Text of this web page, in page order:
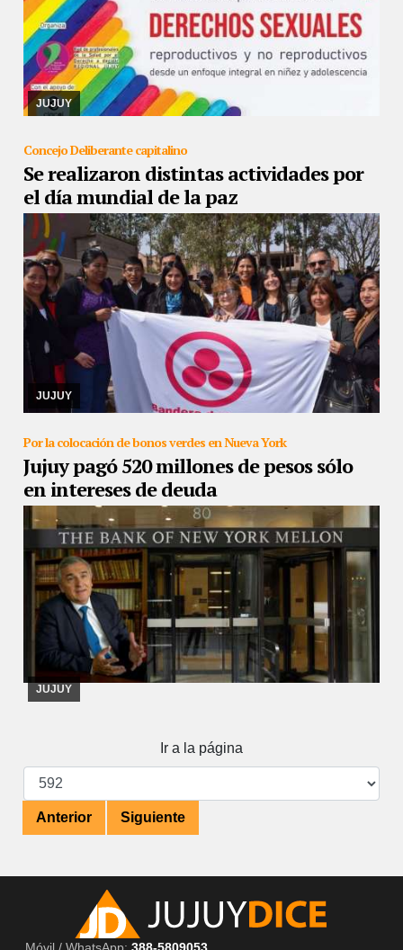
JUJUY
22/09/2019 Será el viernes, una capacitación gratuita en un hotel
céntrico. Se expondrá la situación provincial y la respuesta actual
del estado en la Atención ...
Concejo Deliberante capitalino
Se realizaron distintas actividades por
el día mundial de la paz
JUJUY
22/09/2019
El intendente junto a concejales estuvieron el en
Parque General Belgrano, en Alto Comedero
Por la colocación de bonos verdes en Nueva York
Jujuy pagó 520 millones de pesos sólo
en intereses de deuda
JUJUY
20/09/2019 La cifra es similar a la suma que el gobierno destinaría
a pagar un bono de 5 mil pesos para personas sin ingresos
estables
Ir a la página
Anterior Siguiente